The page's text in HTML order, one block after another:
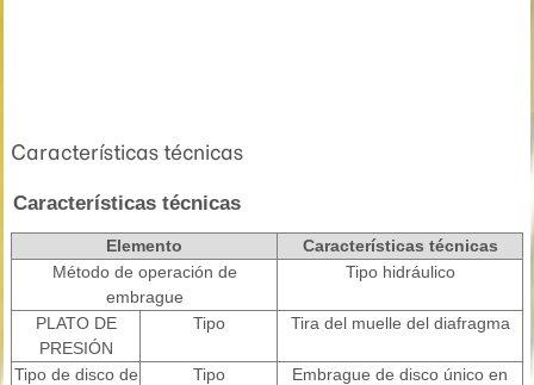
Características técnicas
Características técnicas
Elemento
Características técnicas
Método de operación de
embrague
Tipo hidráulico
PLATO DE
PRESIÓN
Tipo Tira del muelle del diafragma
Tipo de disco de
Tipo
Embrague de disco único en